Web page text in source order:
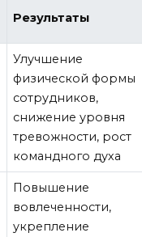
Результаты
Улучшение
физической формы
сотрудников,
снижение уровня
тревожности, рост
командного духа
Повышение
вовлеченности,
укрепление